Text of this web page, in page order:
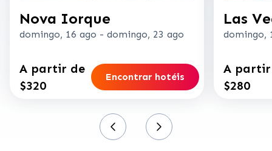
Nova Iorque
domingo, 16 ago - domingo, 23 ago
A partir de
$320
Encontrar hotéis
Las
domingo,
A
$280